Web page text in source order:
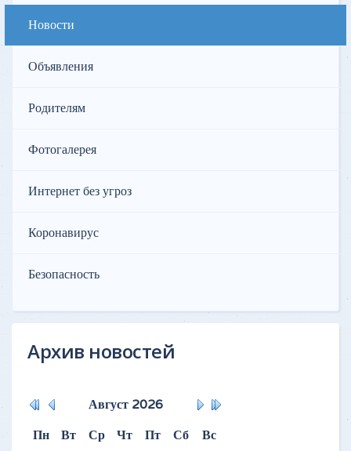
Новости
Объявления
Родителям
Фотогалерея
Интернет без угроз
Коронавирус
Безопасность
Архив новостей
Август 2026
Пн
Вт Ср Чт Пт Сб
Вс